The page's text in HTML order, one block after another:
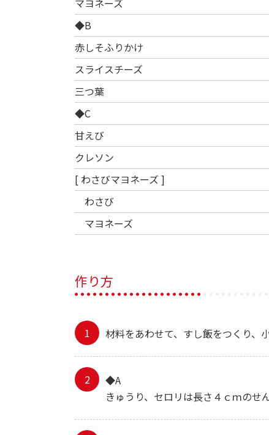
マヨネーズ
◆B
赤しそふりかけ
スライスチーズ
三つ葉
◆C
甘えび
クレソン
[ わさびマヨネーズ ]
わさび
マヨネーズ
作り方
材料をあわせて、すし飯をつくり、
◆A
きゅうり、セロリは長さ４ｃｍのせ